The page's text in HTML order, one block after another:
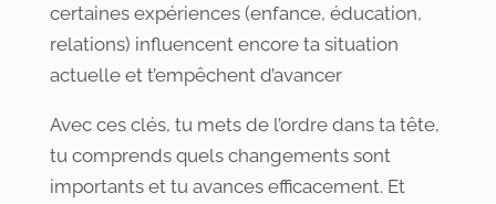
certaines expériences (enfance, éducation,
relations) influencent encore ta situation
actuelle et t’empêchent d’avancer
Avec ces clés, tu mets de l’ordre dans ta tête,
tu comprends quels changements sont
importants et tu avances efficacement. Et